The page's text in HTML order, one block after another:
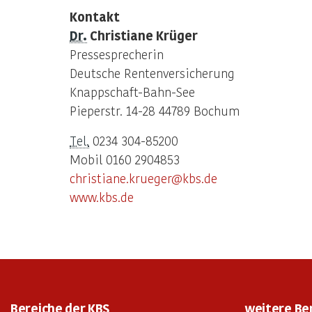
Kontakt
Dr. Christiane Krüger
Pressesprecherin
Deutsche Rentenversicherung
Knappschaft-Bahn-See
Pieperstr. 14-28 44789 Bochum
Tel. 0234 304-85200
Mobil 0160 2904853
christiane.krueger@kbs.de
www.kbs.de
Bereiche der KBS weitere